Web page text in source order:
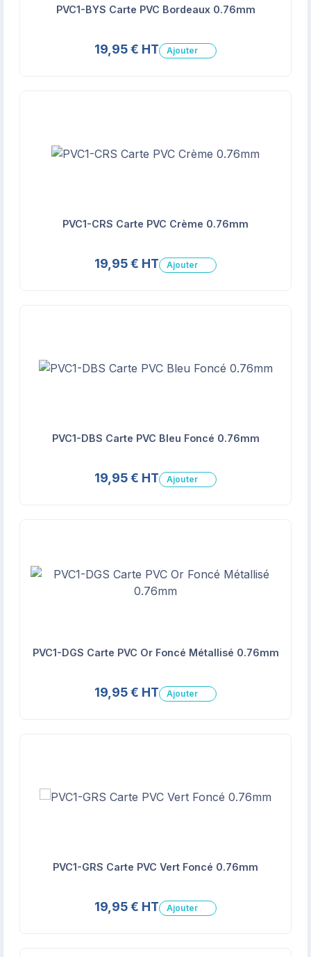
PVC1-BYS Carte PVC Bordeaux 0.76mm
19,95 € HT Ajouter
PVC1-CRS Carte PVC Crème 0.76mm
19,95 € HT Ajouter
PVC1-DBS Carte PVC Bleu Foncé 0.76mm
19,95 € HT Ajouter
PVC1-DGS Carte PVC Or Foncé Métallisé 0.76mm
19,95 € HT Ajouter
PVC1-GRS Carte PVC Vert Foncé 0.76mm
19,95 € HT Ajouter